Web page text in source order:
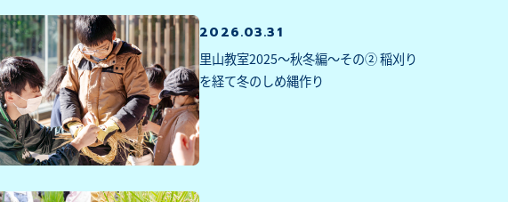
2026.03.31
里山教室2025～秋冬編～その② 稲刈り
を経て冬のしめ縄作り